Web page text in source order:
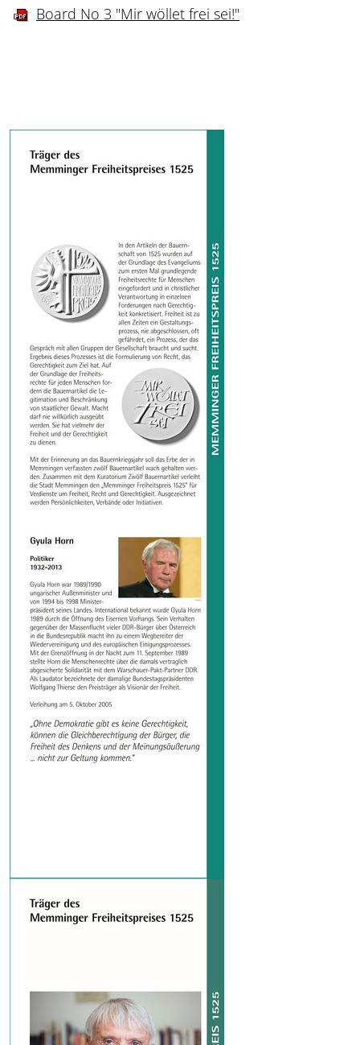
Board No 3 "Mir wöllet frei sei!"